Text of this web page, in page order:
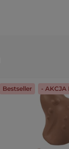
Bestseller - AKCJA